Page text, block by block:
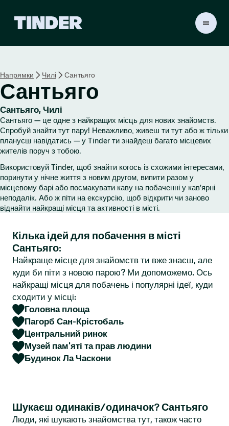
н
а
с
о
р
і
а
T
i
n
r
Напрямки Чилі Сантьяго
Сантьяго
Сантьяго, Чилі
Сантьяго — це одне з найкращих місць для нових знайомств.
Спробуй знайти тут пару! Неважливо, живеш ти тут або ж тільки
плануєш навідатись — у Tinder ти знайдеш багато місцевих
жителів поруч з тобою.
Використовуй Tinder, щоб знайти когось із схожими інтересами,
поринути у нічне життя з новим другом, випити разом у
місцевому барі або посмакувати каву на побаченні у кав'ярні
неподалік. Або ж піти на екскурсію, щоб відкрити чи заново
віднайти найкращі місця та активності в місті.
Кілька ідей для побачення в місті
Сантьяго:
Найкраще місце для знайомств ти вже знаєш, але
куди би піти з новою парою? Ми допоможемо. Ось
найкращі місця для побачень і популярні ідеї, куди
сходити у місці:
Головна площа
Пагорб Сан-Крістобаль
Центральний ринок
Музей пам'яті та прав людини
Будинок Ла Часкони
Шукаєш одинаків/одиначок? Сантьяго
Люди, які шукають знайомства тут, також часто